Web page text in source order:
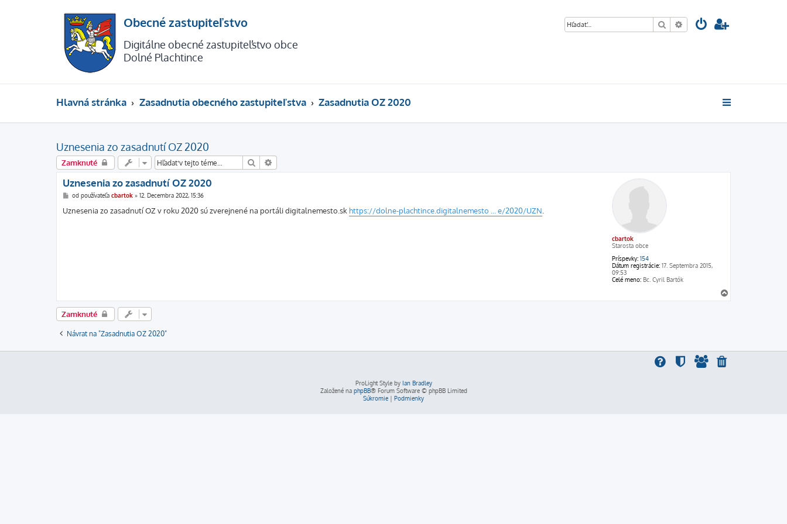
Obecné zastupiteľstvo
Digitálne obecné zastupiteľstvo obce
Dolné Plachtince
Hľadať Rozšírené vyhľadávanie
Hlavná stránka Zasadnutia obecného zastupiteľstva Zasadnutia OZ 2020
Uznesenia zo zasadnutí OZ 2020
Zamknuté Hľadať
cbartok
Starosta obce
Príspevky: 154
Dátum registrácie: 17. Septembra 2015,
09:53
Celé meno: Bc. Cyril Bartók
Uznesenia zo zasadnutí OZ 2020
P
í
od používateľa cbartok» 12. Decembra 2022, 15:36
Uznesenia zo zasadnutí OZ v roku 2020 sú zverejnené na portáli digitalnemesto.sk https://dolne-plachtince.digitalnemesto ... e/2020/UZN.
o
Zamknuté
Návrat na "Zasadnutia OZ 2020"
ProLight Style by Ian Bradley
Založené na phpBB® Forum Software © phpBB Limited
Súkromie
Podmienky